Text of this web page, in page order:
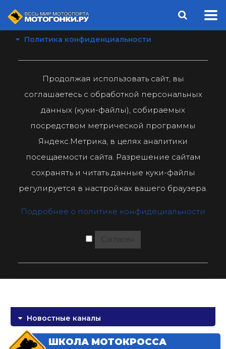
Политика конфиденциальности
Продолжая использовать сайт, вы
соглашаетесь с обработкой персональных
данных (куки-файлы), собираемых
посредством метрической программы
Яндекс.Метрика, в целях аналитики
посещаемости сайта. Разрешение сайтам
сохранять и читать данные куки-файлы
регулируется в настройках вашего браузера.
Подробнее о политике конфидециальности
Согласен
Новостные каналы
ШКОЛА МОТОКРОССА